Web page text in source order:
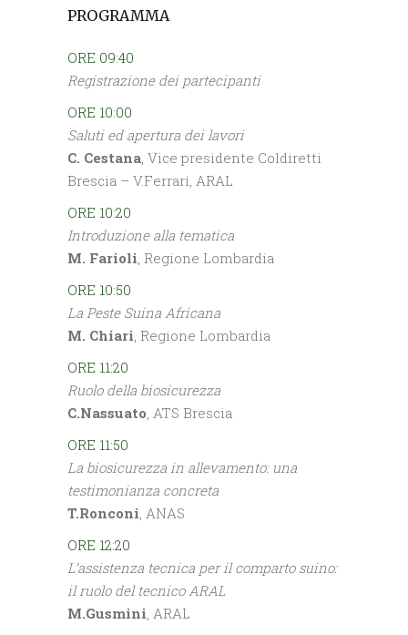
PROGRAMMA
ORE 09:40
Registrazione dei partecipanti
ORE 10:00
Saluti ed apertura dei lavori
C. Cestana, Vice presidente Coldiretti
Brescia – V.Ferrari, ARAL
ORE 10:20
Introduzione alla tematica
M. Farioli, Regione Lombardia
ORE 10:50
La Peste Suina Africana
M. Chiari, Regione Lombardia
ORE 11:20
Ruolo della biosicurezza
C.Nassuato, ATS Brescia
ORE 11:50
La biosicurezza in allevamento: una
testimonianza concreta
T.Ronconi, ANAS
ORE 12:20
L’assistenza tecnica per il comparto suino:
il ruolo del tecnico ARAL
M.Gusmini, ARAL